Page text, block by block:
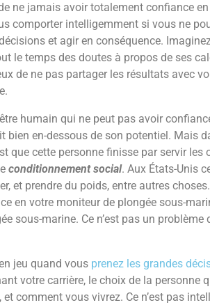
ne jamais avoir totalement confiance
comporter intelligemment si vous ne
et agir en conséquence.
le temps des doutes à propos de ses
de ne pas partager les résultats avec
humain qui ne peut pas avoir
bien en-dessous de son potentiel. Mais
que cette personne finisse par servir les
conditionnement social. Aux États-Unis
et prendre du poids, entre autres choses.
en votre moniteur de plongée sous-
sous-marine. Ce n’est pas un problème
jeu quand vous prenez les grandes
votre carrière, le choix de la personne
comment vous vivrez. Ce n’est pas